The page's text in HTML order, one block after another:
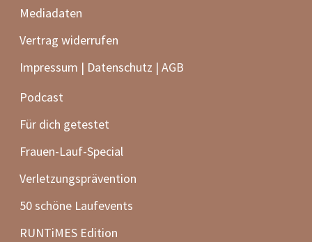
Mediadaten
Vertrag widerrufen
Impressum | Datenschutz | AGB
Podcast
Für dich getestet
Frauen-Lauf-Special
Verletzungsprävention
50 schöne Laufevents
RUNTiMES Edition